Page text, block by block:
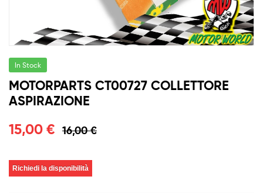
In Stock
MOTORPARTS CT00727 COLLETTORE
ASPIRAZIONE
16,00€
15,00 €
Richiedi la disponibilità